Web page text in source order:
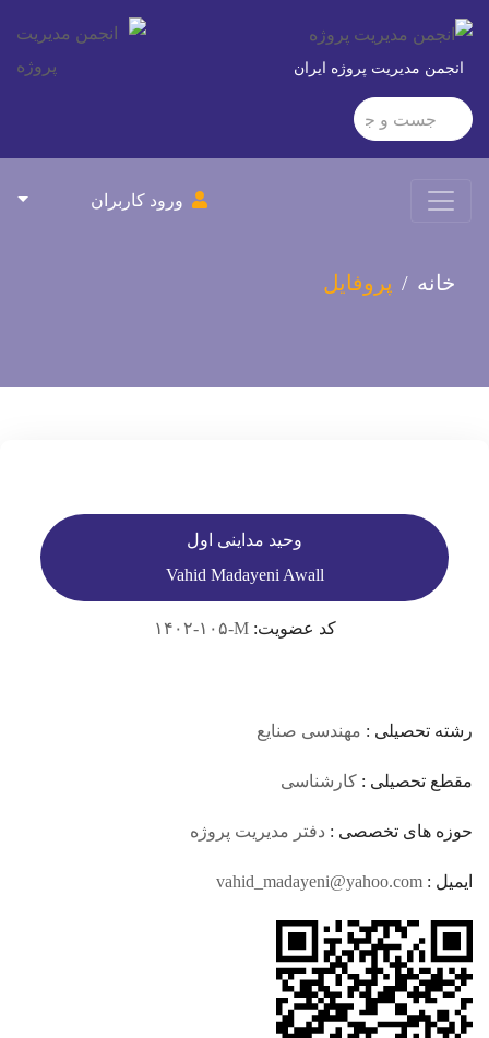
انجمن مدیریت پروژه ایران
ورود کاربران
خانه پروفایل
وحید مداینی اول
Vahid Madayeni Awall
کد عضویت:۱۴۰۲-۱۰۵-M
رشته تحصیلی : مهندسی صنایع
مقطع تحصیلی : کارشناسی
حوزه های تخصصی : دفتر مدیریت پروژه
ایمیل : vahid_madayeni@yahoo.com